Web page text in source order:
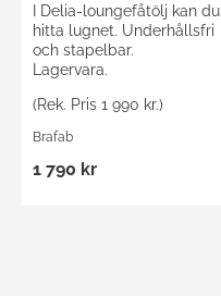
I Delia-loungefåtölj kan du
hitta lugnet. Underhållsfri
och stapelbar.
Lagervara.
(Rek. Pris 1 990 kr.)
Brafab
1 790 kr